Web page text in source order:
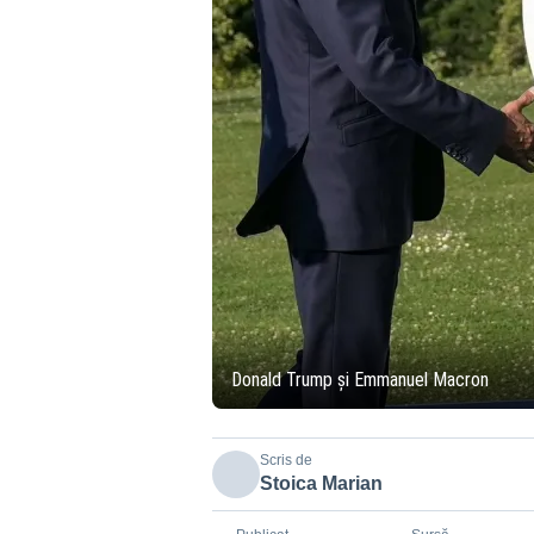
Donald Trump și Emmanuel Macron
Scris de
Stoica Marian